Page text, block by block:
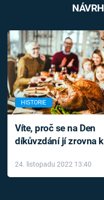
HISTORIE
Víte, proč se na Den
díkůvzdání jí zrovna
24. listopadu 2022 13:40